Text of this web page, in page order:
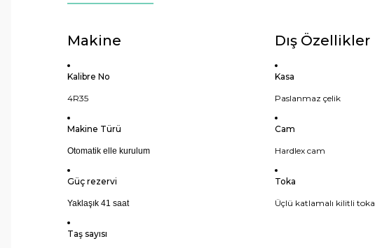
Makine
Kalibre No
4R35
Makine Türü
Otomatik elle kurulum
Güç rezervi
Yaklaşık 41 saat
Taş sayısı
Dış Özellikler
Kasa
Paslanmaz çelik
Cam
Hardlex cam
Toka
Üçlü katlamalı kilitli toka